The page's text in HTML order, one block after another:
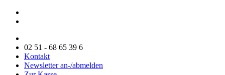
02 51 - 68 65 39 6
Kontakt
Newsletter an-/abmelden